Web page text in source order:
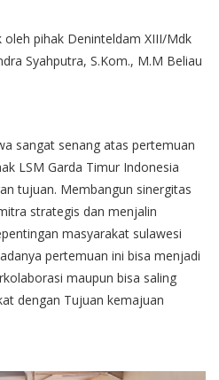
pihak Deninteldam XIII/Mdk
Syahputra, S.Kom., M.M Beliau
sangat senang atas pertemuan
LSM Garda Timur Indonesia
tujuan. Membangun sinergitas
strategis dan menjalin
masyarakat sulawesi
pertemuan ini bisa menjadi
maupun bisa saling
dengan Tujuan kemajuan